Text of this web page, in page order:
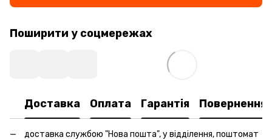
Поширити у соцмережах
Доставка Оплата Гарантія Повернення
доставка службою "Нова пошта", у відділення, поштомат